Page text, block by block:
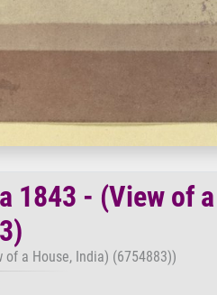
- (View of
a House, India) (6754883))